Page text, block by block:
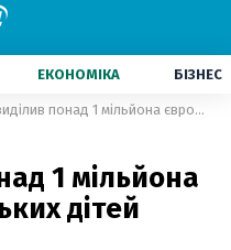
ЕКОНОМІКА БІЗНЕС
УЄФА виділив понад 1 мільйона євро для українських дітей
1 мільйона
дітей